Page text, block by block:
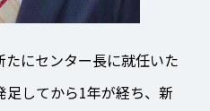
にセンター長に就任いた
足してから1年が経ち、新